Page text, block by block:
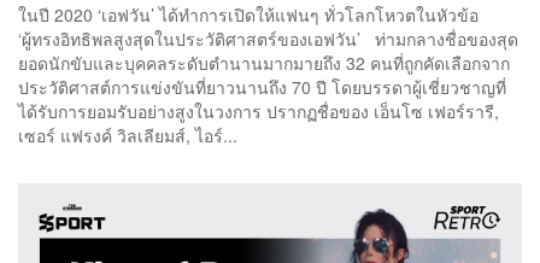
ในปี 2020 ‘เอฟวัน’ ได้ทำการเปิดให้แฟนๆ ทั่วโลกโหวตในหัวข้อ
‘ผู้ทรงอิทธิพลสูงสุดในประวัติศาสตร์ของเอฟวัน’ ท่ามกลางชื่อของสุด
ยอดนักขับและบุคคลระดับตำนานมากมายถึง 32 คนที่ถูกคัดเลือกจาก
ประวัติศาสต์การแข่งขันที่ยาวนานถึง 70 ปี โดยบรรดาผู้เชี่ยวชาญที่
ได้รับการยอมรับอย่างสูงในวงการ ปรากฏชื่อของ เอ็นโซ เฟอร์รารี,
เซอร์ แฟรงค์ วิลเลียมส์, ไอร์...